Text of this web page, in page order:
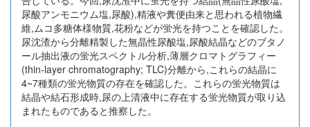
尿酸アンモニウム塩,尿酸),精液や糞便由来と思われる植物繊
維,ムコ多糖体様物質,花粉などが蛍光を持つことを確認した。
尿沈渣から分離精製した無晶性尿酸塩,尿酸結晶などのブタノ
ール抽出液の蛍光スペクトル分析,薄層クロマトグラフィー
(thin-layer chromatography; TLC)分離から,これらの結晶に
4~7種類の蛍光物質の存在を確認した。これらの蛍光物質は
結晶や結石形成時,尿の上清液中に存在する蛍光物質が取り込
まれたものであると推察した。